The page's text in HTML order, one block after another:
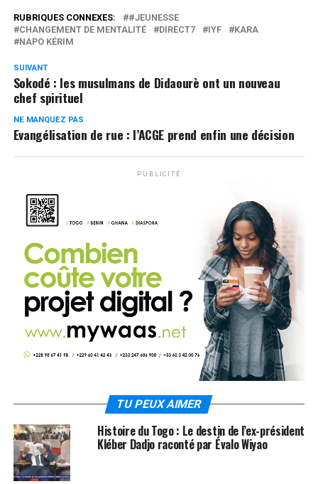
RUBRIQUES CONNEXES:
#JEUNESSE
CHANGEMENT DE MENTALITÉ
DIRECT7 IYF
KARA
NAPO KÉRIM
SUIVANT
Sokodé : les musulmans de Didaourè ont un nouveau
chef spirituel
NE MANQUEZ PAS
Evangélisation de rue : l’ACGE prend enfin une décision
PUBLICITÉ
TU PEUX AIMER
Histoire du Togo : Le destin de l’ex-président
Kléber Dadjo raconté par Évalo Wiyao